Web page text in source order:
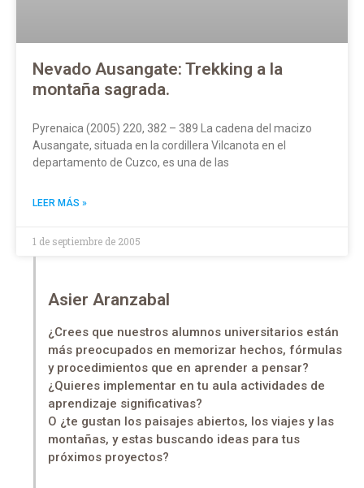
Nevado Ausangate: Trekking a la
montaña sagrada.
Pyrenaica (2005) 220, 382 – 389 La cadena del macizo
Ausangate, situada en la cordillera Vilcanota en el
departamento de Cuzco, es una de las
LEER MÁS »
1 de septiembre de 2005
Asier Aranzabal
¿Crees que nuestros alumnos universitarios están
más preocupados en memorizar hechos, fórmulas
y procedimientos que en aprender a pensar?
¿Quieres implementar en tu aula actividades de
aprendizaje significativas?
O ¿te gustan los paisajes abiertos, los viajes y las
montañas, y estas buscando ideas para tus
próximos proyectos?